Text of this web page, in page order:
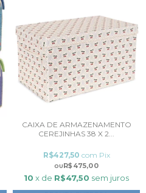
CAIXA DE ARMAZENAMENTO
CEREJINHAS 38 X 2...
R$475,00
R$427,50 com Pix
10 x de R$47,50 sem juros